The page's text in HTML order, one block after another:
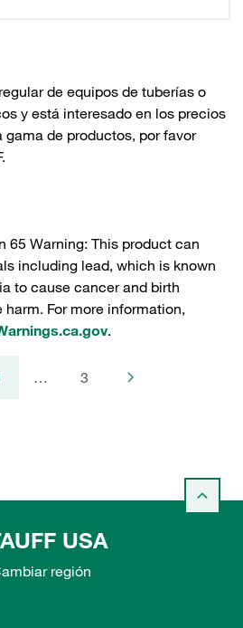
de equipos de tuberías o
y está interesado en los precios
de productos, por favor
Warning: This product can
including lead, which is known
to cause cancer and birth
For more information,
.
… 3
USA
región